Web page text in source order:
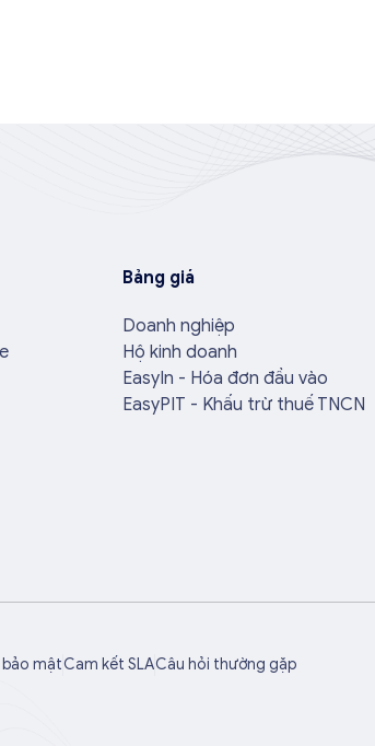
sẽ giúp
quy trình vận hành
Bảng giá
Doanh nghiệp
Hộ kinh doanh
EasyIn - Hóa đơn đầu vào
EasyPIT - Khấu trừ thuế TNCN
bảo mậtCam kết SLACâu hỏi thường gặp